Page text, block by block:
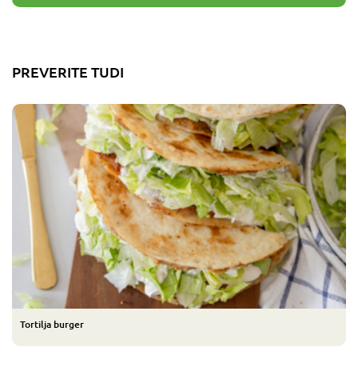
PREVERITE TUDI
Tortilja burger